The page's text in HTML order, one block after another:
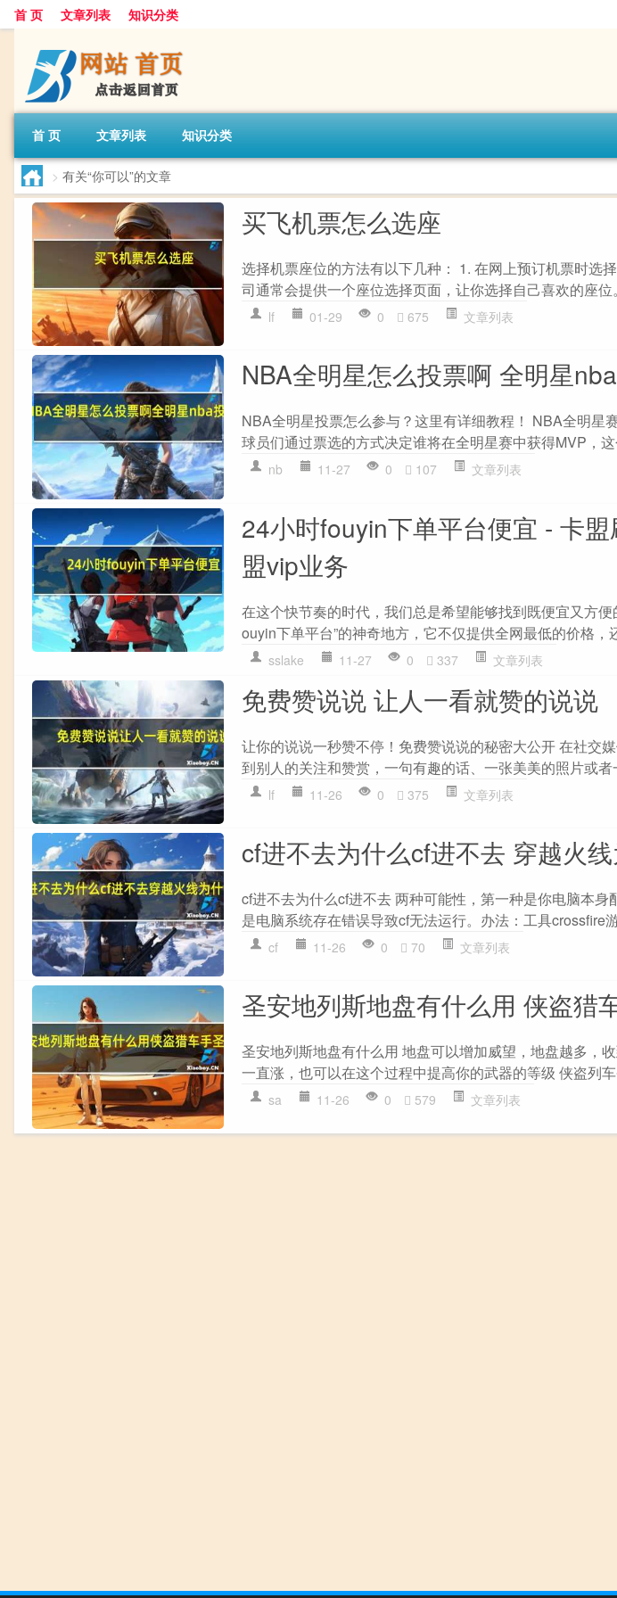
首 页 文章列表 知识分类
首 页 文章列表 知识分类
> 有关“你可以”的文章
买飞机票怎么选座
选择机票座位的方法有以下几种： 1. 在网上预订机票时选
司通常会提供一个座位选择页面，让你选择自己喜欢的座位
lf 01-29 0 675 文章列表
NBA全明星怎么投票啊 全明星
NBA全明星投票怎么参与？这里有详细教程！ NBA全明星
球员们通过票选的方式决定谁将在全明星赛中获得MVP，
nb 11-27 0 107 文章列表
24小时fouyin下单平台便宜 - 卡
盟vip业务
在这个快节奏的时代，我们总是希望能够找到既便宜又方
ouyin下单平台”的神奇地方，它不仅提供全网最低的价格，
sslake 11-27 0 337 文章列表
免费赞说说 让人一看就赞的说说
让你的说说一秒赞不停！免费赞说说的秘密大公开 在社交
到别人的关注和赞赏，一句有趣的话、一张美美的照片或者
lf 11-26 0 375 文章列表
cf进不去为什么cf进不去 穿越火
cf进不去为什么cf进不去 两种可能性，第一种是你电脑本
是电脑系统存在错误导致cf无法运行。办法：工具crossfire
cf 11-26 0 70 文章列表
圣安地列斯地盘有什么用 侠盗猎
圣安地列斯地盘有什么用 地盘可以增加威望，地盘越多，
一直涨，也可以在这个过程中提高你的武器的等级 侠盗列
sa 11-26 0 579 文章列表